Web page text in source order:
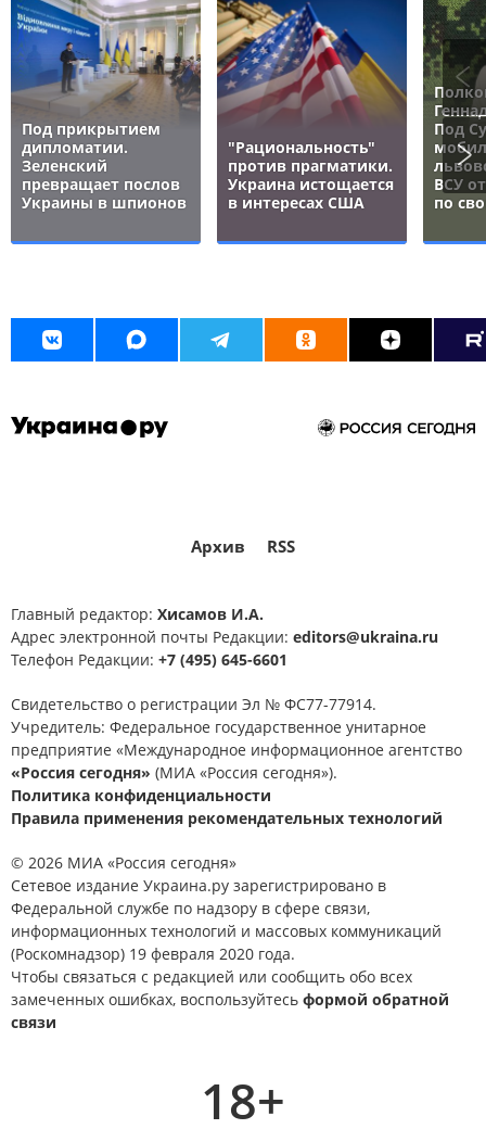
Под прикрытием
дипломатии.
Зеленский
превращает послов
Украины в шпионов
"Рациональность"
против прагматики.
Украина истощается
в интересах США
Под
ВСУ
по
Архив RSS
Главный редактор: Хисамов И.А.
Адрес электронной почты Редакции: editors@ukraina.ru
Телефон Редакции: +7 (495) 645-6601
Свидетельство о регистрации Эл № ФС77-77914.
Учредитель: Федеральное государственное унитарное
предприятие «Международное информационное агентство
«Россия сегодня» (МИА «Россия сегодня»).
Политика конфиденциальности
Правила применения рекомендательных технологий
© 2026 МИА «Россия сегодня»
Сетевое издание Украина.ру зарегистрировано в
Федеральной службе по надзору в сфере связи,
информационных технологий и массовых коммуникаций
(Роскомнадзор) 19 февраля 2020 года.
Чтобы связаться с редакцией или сообщить обо всех
замеченных ошибках, воспользуйтесь формой обратной
связи
18+